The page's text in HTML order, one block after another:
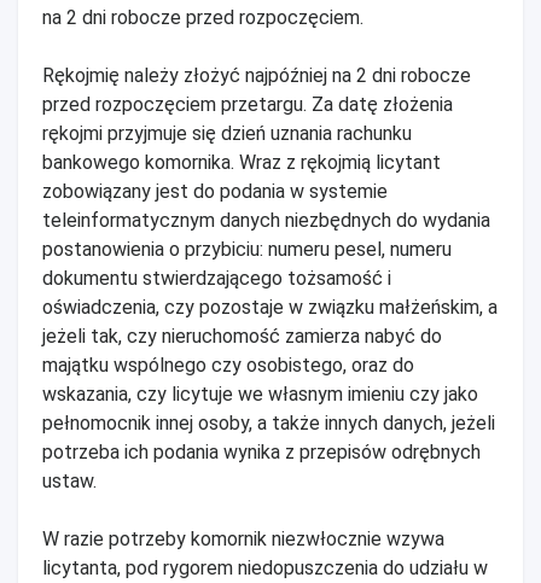
na 2 dni robocze przed rozpoczęciem.
Rękojmię należy złożyć najpóźniej na 2 dni robocze
przed rozpoczęciem przetargu. Za datę złożenia
rękojmi przyjmuje się dzień uznania rachunku
bankowego komornika. Wraz z rękojmią licytant
zobowiązany jest do podania w systemie
teleinformatycznym danych niezbędnych do wydania
postanowienia o przybiciu: numeru pesel, numeru
dokumentu stwierdzającego tożsamość i
oświadczenia, czy pozostaje w związku małżeńskim, a
jeżeli tak, czy nieruchomość zamierza nabyć do
majątku wspólnego czy osobistego, oraz do
wskazania, czy licytuje we własnym imieniu czy jako
pełnomocnik innej osoby, a także innych danych, jeżeli
potrzeba ich podania wynika z przepisów odrębnych
ustaw.
W razie potrzeby komornik niezwłocznie wzywa
licytanta, pod rygorem niedopuszczenia do udziału w